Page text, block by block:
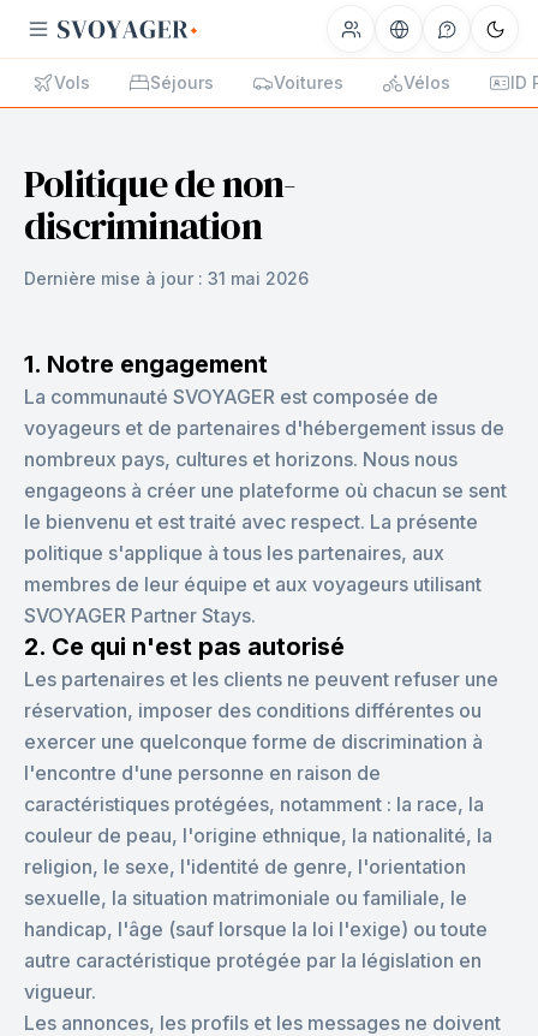
Vols Séjours Voitures Vélos ID
Politique de non-
discrimination
Dernière mise à jour : 31 mai 2026
1. Notre engagement
La communauté SVOYAGER est composée de
voyageurs et de partenaires d'hébergement issus de
nombreux pays, cultures et horizons. Nous nous
engageons à créer une plateforme où chacun se sent
le bienvenu et est traité avec respect. La présente
politique s'applique à tous les partenaires, aux
membres de leur équipe et aux voyageurs utilisant
SVOYAGER Partner Stays.
2. Ce qui n'est pas autorisé
Les partenaires et les clients ne peuvent refuser une
réservation, imposer des conditions différentes ou
exercer une quelconque forme de discrimination à
l'encontre d'une personne en raison de
caractéristiques protégées, notamment : la race, la
couleur de peau, l'origine ethnique, la nationalité, la
religion, le sexe, l'identité de genre, l'orientation
sexuelle, la situation matrimoniale ou familiale, le
handicap, l'âge (sauf lorsque la loi l'exige) ou toute
autre caractéristique protégée par la législation en
vigueur.
Les annonces, les profils et les messages ne doivent